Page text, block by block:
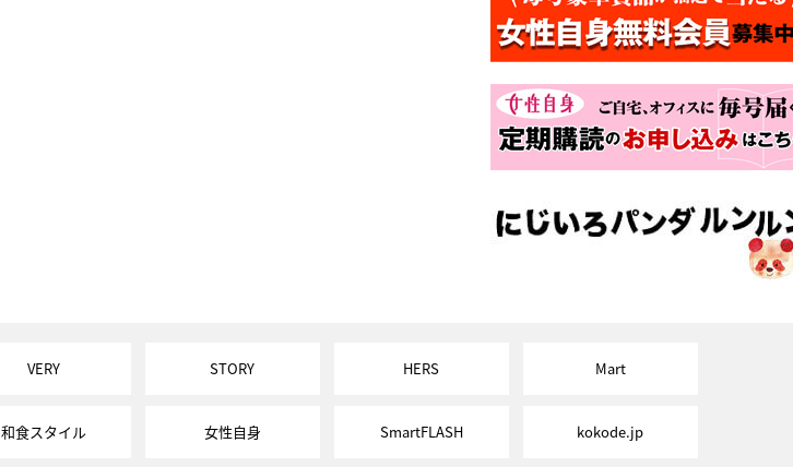
VERY STORY HERS Mart
和食スタイル 女性自身 SmartFLASH kokode.jp